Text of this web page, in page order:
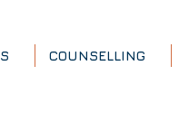
COUNSELLING